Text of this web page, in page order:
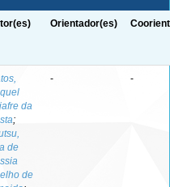
Orientador(es)
da
;
de
de
- -